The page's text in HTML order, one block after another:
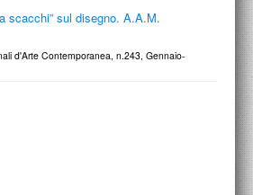
scacchi” sul disegno. A.A.M.
d'Arte Contemporanea, n.243, Gennaio-